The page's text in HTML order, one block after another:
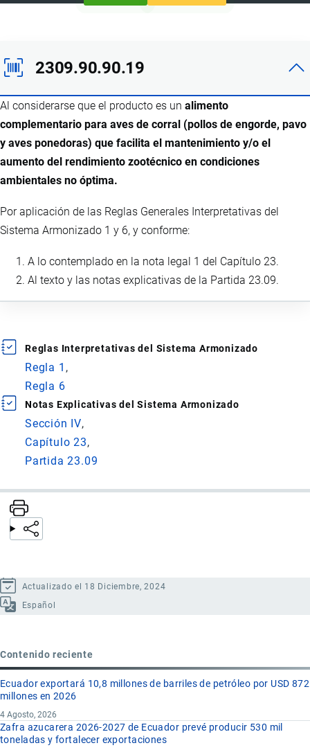
2309.90.90.19
Al considerarse que el producto es un alimento
complementario para aves de corral (pollos de engorde, pavo
y aves ponedoras) que facilita el mantenimiento y/o el
aumento del rendimiento zootécnico en condiciones
ambientales no óptima.
Por aplicación de las Reglas Generales Interpretativas del
Sistema Armonizado 1 y 6, y conforme:
A lo contemplado en la nota legal 1 del Capítulo 23.
Al texto y las notas explicativas de la Partida 23.09.
Reglas Interpretativas del Sistema Armonizado
Regla 1
Regla 6
Notas Explicativas del Sistema Armonizado
Sección IV
Capítulo 23
Partida 23.09
Actualizado el 18 Diciembre, 2024
Español
Contenido reciente
Ecuador exportará 10,8 millones de barriles de petróleo por USD 872
millones en 2026
4 Agosto, 2026
Zafra azucarera 2026-2027 de Ecuador prevé producir 530 mil
toneladas y fortalecer exportaciones